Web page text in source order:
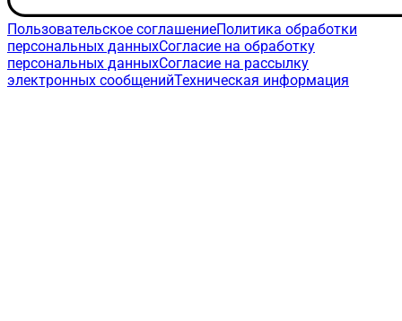
Пользовательское соглашениеПолитика обработки
персональных данныхСогласие на обработку
персональных данныхСогласие на рассылку
электронных сообщенийТехническая информация